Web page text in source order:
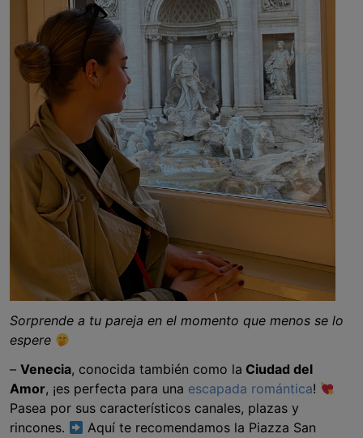
Sorprende a tu pareja en el momento que menos se lo
espere
– Venecia, conocida también como la Ciudad del
Amor, ¡es perfecta para una escapada romántica!
Pasea por sus característicos canales, plazas y
rincones.
Aquí te recomendamos la Piazza San